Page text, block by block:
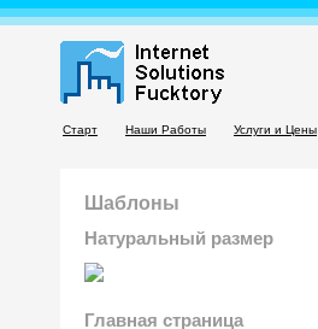
Старт Наши Работы Услуги и Цены
Шаблоны
Натуральный размер
Главная страница